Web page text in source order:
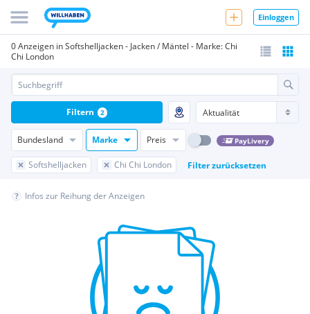
Einloggen
0 Anzeigen in Softshelljacken - Jacken / Mäntel - Marke: Chi
Chi London
Bundesland Marke Preis PayLivery
Softshelljacken Chi Chi London Filter zurücksetzen
Filtern 2
Infos zur Reihung der Anzeigen